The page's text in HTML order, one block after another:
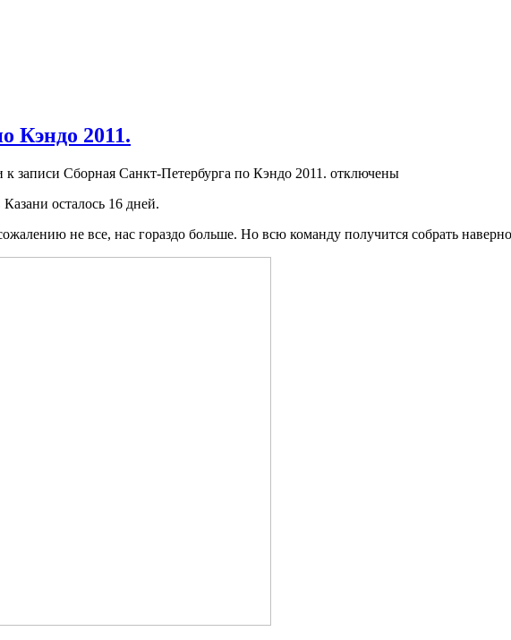
Кэндо 2011.
к записи Сборная Санкт-Петербурга по Кэндо 2011. отключены
осталось 16 дней.
не все, нас гораздо больше. Но всю команду получится собрать